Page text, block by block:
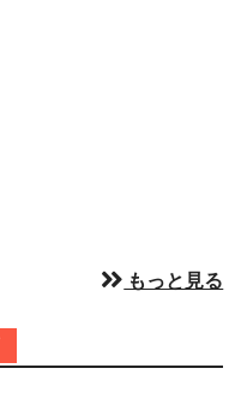
もっと見る